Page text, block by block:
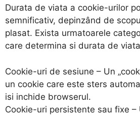
Durata de viata a cookie-urilor
semnificativ, depinzând de
plasat. Exista urmatoarele
care determina si durata de
Cookie-uri de sesiune – Un
un cookie care este sters
isi inchide browserul.
Cookie-uri persistente sau fixe –